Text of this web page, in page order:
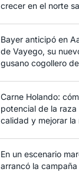
crecer en el norte
Bayer anticipó en
de Vayego, su
gusano cogollero
Carne Holando:
potencial de la
calidad y mejorar la
En un escenario
arrancó la